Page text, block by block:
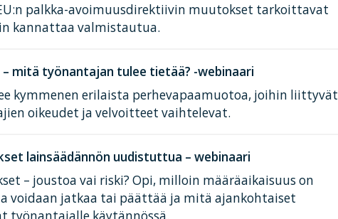
palkka-avoimuusdirektiivin muutokset tarkoittavat
kannattaa valmistautua.
mitä työnantajan tulee tietää? -webinaari
kymmenen erilaista perhevapaamuotoa, joihin liittyvät
oikeudet ja velvoitteet vaihtelevat.
lainsäädännön uudistuttua – webinaari
– joustoa vai riski? Opi, milloin määräaikaisuus on
voidaan jatkaa tai päättää ja mitä ajankohtaiset